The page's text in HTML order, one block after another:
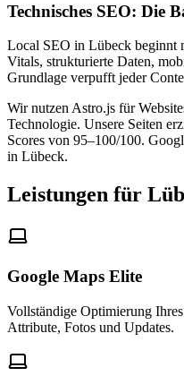
Technisches SEO: Die
Local SEO in Lübeck beginnt
Vitals, strukturierte Daten,
Grundlage verpufft jeder
Wir nutzen Astro.js für
Technologie. Unsere Seiten
Scores von 95–100/100.
in Lübeck.
Leistungen für
Google Maps Elite
Vollständige Optimierung
Attribute, Fotos und Updates.